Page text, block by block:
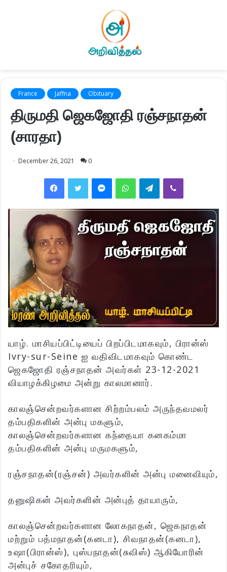
France Jaffna Obituary
திருமதி ஜெகஜோதி ரஞ்சநாதன்
(சாரதா)
December 26, 2021 0
FacebookTwitter MessengerWhatsAppTelegramViber
யாழ். மாசியப்பிட்டியைப் பிறப்பிடமாகவும், பிரான்ஸ்
Ivry-sur-Seine ஐ வதிவிடமாகவும் கொண்ட
ஜெகஜோதி ரஞ்சநாதன் அவர்கள் 23-12-2021
வியாழக்கிழமை அன்று காலமானார்.
காலஞ்சென்றவர்களான சிற்றம்பலம் அருந்தவமலர்
தம்பதிகளின் அன்பு மகளும்,
காலஞ்சென்றவர்களான கந்தையா கனகம்மா
தம்பதிகளின் அன்பு மருமகளும்,
ரஞ்சநாதன்(ரஞ்சன்) அவர்களின் அன்பு மனைவியும்,
தனுஷிகன் அவர்களின் அன்புத் தாயாரும்,
காலஞ்சென்றவர்களான லோகநாதன், ஜெகநாதன்
மற்றும் பத்மநாதன்(கனடா), சிவநாதன்(கனடா),
உஷா(பிரான்ஸ்), புஸ்பநாதன்(சுவிஸ்) ஆகியோரின்
அன்புச் சகோதரியும்,